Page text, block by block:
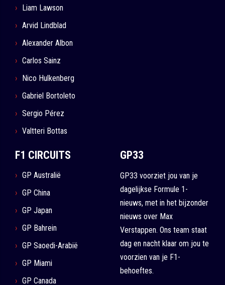
Liam Lawson
Arvid Lindblad
Alexander Albon
Carlos Sainz
Nico Hulkenberg
Gabriel Bortoleto
Sergio Pérez
Valtteri Bottas
F1 CIRCUITS
GP Australië
GP China
GP Japan
GP Bahrein
GP Saoedi-Arabië
GP Miami
GP Canada
GP33
GP33 voorziet jou van je
dagelijkse Formule 1-
nieuws, met in het bijzonder
nieuws over Max
Verstappen. Ons team staat
dag en nacht klaar om jou te
voorzien van je F1-
behoeftes.